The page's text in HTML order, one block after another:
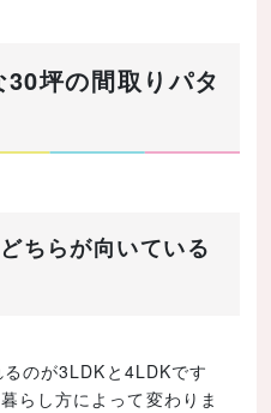
坪の間取りパタ
ちらが向いている
のが3LDKと4LDKです
らし方によって変わりま